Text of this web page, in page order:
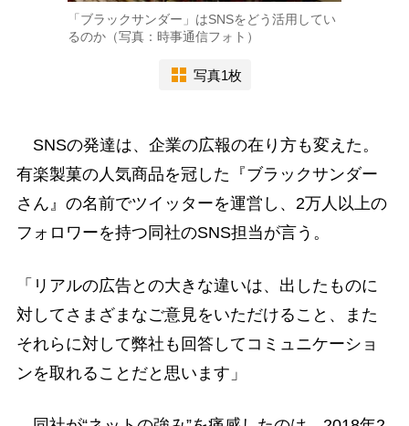
「ブラックサンダー」はSNSをどう活用してい
るのか（写真：時事通信フォト）
写真1枚
SNSの発達は、企業の広報の在り方も変えた。
有楽製菓の人気商品を冠した『ブラックサンダー
さん』の名前でツイッターを運営し、2万人以上の
フォロワーを持つ同社のSNS担当が言う。
「リアルの広告との大きな違いは、出したものに
対してさまざまなご意見をいただけること、また
それらに対して弊社も回答してコミュニケーショ
ンを取れることだと思います」